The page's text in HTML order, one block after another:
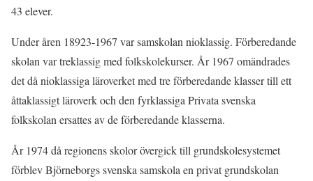
43 elever.
Under åren 18923-1967 var samskolan nioklassig. Förberedande
skolan var treklassig med folkskolekurser. År 1967 omändrades
det då nioklassiga läroverket med tre förberedande klasser till ett
åttaklassigt läroverk och den fyrklassiga Privata svenska
folkskolan ersattes av de förberedande klasserna.
År 1974 då regionens skolor övergick till grundskolesystemet
förblev Björneborgs svenska samskola en privat grundskolan